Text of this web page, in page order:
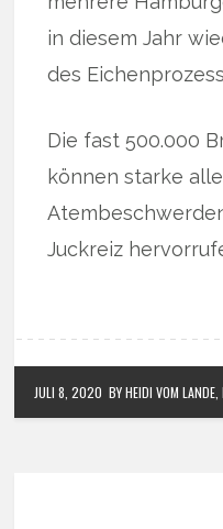
in diesem Jahr
des
Die fast 500.000
können starke
Juckreiz
JULI 8, 2020 BY HEIDI VOM LANDE,